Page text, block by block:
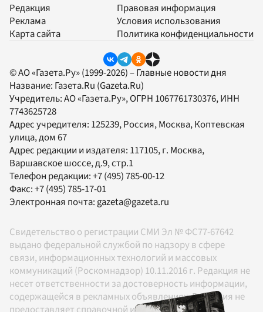
Редакция
Реклама
Карта сайта
Правовая информация
Условия использования
Политика конфиденциальности
© АО «Газета.Ру» (1999-2026) – Главные новости дня
Название: Газета.Ru (Gazeta.Ru)
Учредитель:АО «Газета.Ру», ОГРН 1067761730376, ИНН
7743625728
Адрес учредителя: 125239, Россия, Москва, Коптевская
улица, дом 67
Адрес редакции и издателя: 117105, г. Москва,
Варшавское шоссе, д.9, стр.1
Телефон редакции:+7 (495) 785-00-12
Факс:+7 (495) 785-17-01
Электронная почта:gazeta@gazeta.ru
Свидетельство о регистрации СМИ Эл № ФС77-67642
выдано федеральной службой по надзору в сфере
связи, информационных технологий и массовых
коммуникаций (Роскомнадзор) 10.11.2016 г. Редакция не
несет ответственности за достоверность информации,
содержащейся в рекламных объявлениях. Редакция не